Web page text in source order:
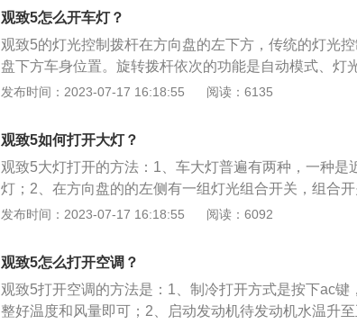
主可以通过仪表盘亮起的指示灯来辨别，近光灯和远光
显，近光灯图标的光线线条朝下，而远光灯的光线线条
要小心，不要误将远光灯当近光灯用。碰到以下几种情
近光灯。一是对面有车开来；二是离前面同方向的车距
有足够的照明度；四是在过铁路交叉道口和回到交通繁
观致5怎么开车灯？
观致5的灯光控制拨杆在方向盘的左下方，传统的灯光
盘下方车身位置。旋转拨杆依次的功能是自动模式、灯
灯模式）、大灯模式。以下是相关资料：1.汽车大灯，
坏天气条件下的安全驾驶紧密联系。车灯的使用及保养
自动开启大灯的功能，将大灯调整至自动挂模式，就可
启和关闭大灯，尤其在山区时常穿越索道，就可以更专
集成在外后视镜上，在即将转方向时需要提前打转向灯
控制杆，往右则是往上拨一下灯光控制杆。
发布时间：2023-07-17 16:18:55 阅读：6135
观致5如何打开大灯？
观致5大灯打开的方法：1、车大灯普遍有两种，一种是
灯；2、在方向盘的的左侧有一组灯光组合开关，组合
仪表盘灯光，在旋转一格是打开近光灯（每个品牌的车
时候打开，夜间遇到路边有行人也要开启近光灯，通过
近光灯；4、在路边没有路灯或者道路视线较暗的夜晚
一格即可打开远光灯。
发布时间：2023-07-17 16:18:55 阅读：6092
观致5怎么打开空调？
观致5打开空调的方法是：1、制冷打开方式是按下ac键
整好温度和风量即可；2、启动发动机待发动机水温升至